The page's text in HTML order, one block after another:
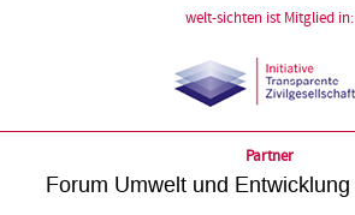
welt-sichten ist Mitglied in:
Partner
Forum Umwelt und Entwicklung